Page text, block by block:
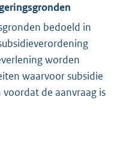
bedoeld in
worden
waarvoor subsidie
de aanvraag is